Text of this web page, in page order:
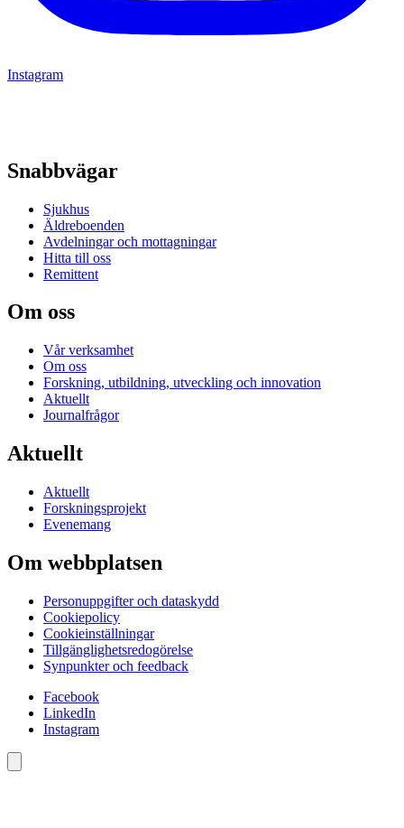
Instagram
Snabbvägar
Sjukhus
Äldreboenden
Avdelningar och mottagningar
Hitta till oss
Remittent
Om oss
Vår verksamhet
Om oss
Forskning, utbildning, utveckling och innovation
Aktuellt
Journalfrågor
Aktuellt
Aktuellt
Forskningsprojekt
Evenemang
Om webbplatsen
Personuppgifter och dataskydd
Cookiepolicy
Cookieinställningar
Tillgänglighetsredogörelse
Synpunkter och feedback
Facebook
LinkedIn
Instagram